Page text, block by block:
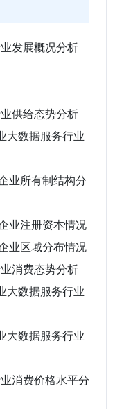
发展概况分析
供给态势分析
大数据服务行业
业所有制结构分
业注册资本情况
业区域分布情况
消费态势分析
大数据服务行业
大数据服务行业
消费价格水平分